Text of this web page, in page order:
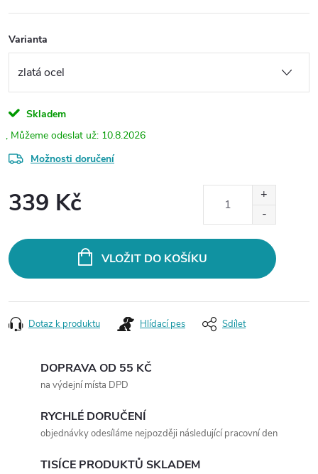
Varianta
Skladem
10.8.2026
Možnosti doručení
339 Kč
VLOŽIT DO KOŠÍKU
Dotaz k produktu Hlídací pes Sdílet
DOPRAVA OD 55 KČ
na výdejní místa DPD
RYCHLÉ DORUČENÍ
objednávky odesíláme nejpozději následující pracovní den
TISÍCE PRODUKTŮ SKLADEM